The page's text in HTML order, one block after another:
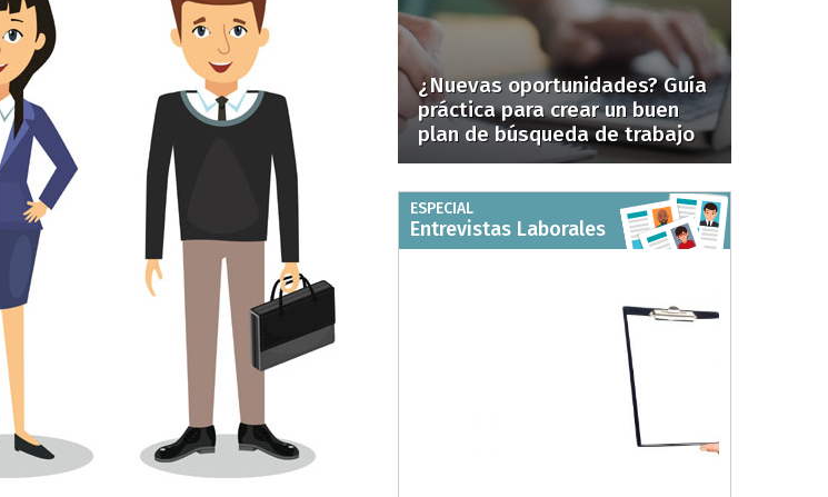
¿Nuevas oportunidades? Guía
práctica para crear un buen
plan de búsqueda de trabajo
ESPECIAL
Entrevistas Laborales